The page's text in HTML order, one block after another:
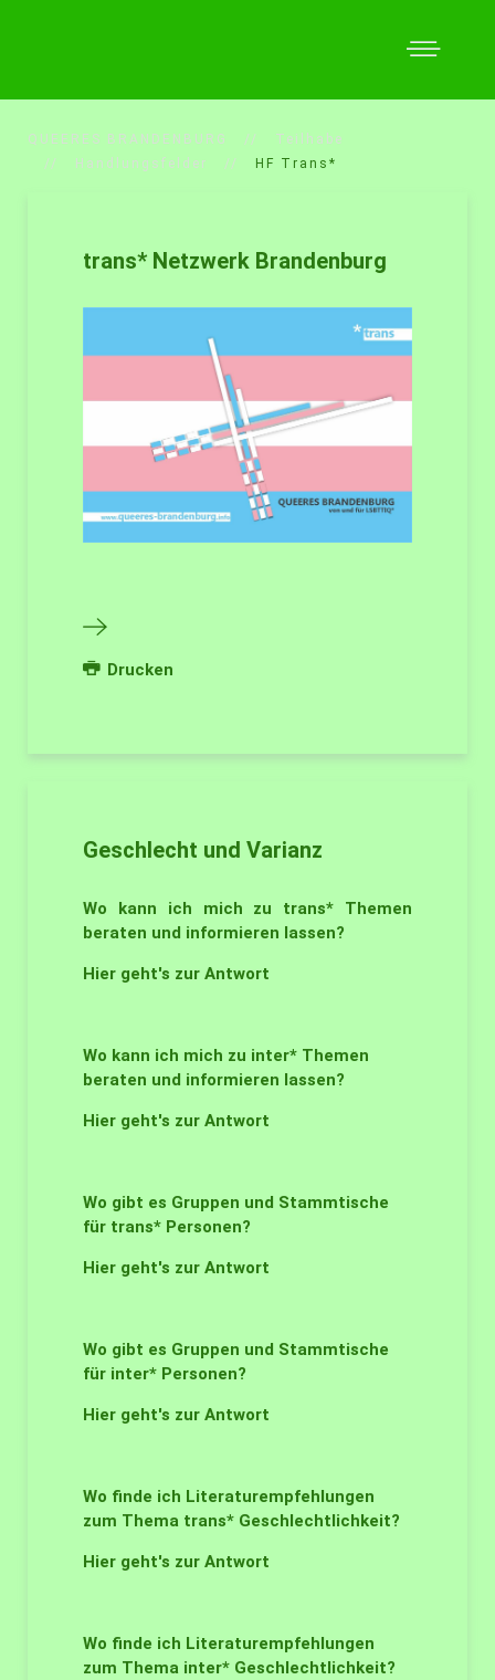
QUEERES BRANDENBURG
Teilhabe
Handlungsfelder
HF Trans*
trans* Netzwerk Brandenburg
Drucken
Geschlecht und Varianz
Wo kann ich mich zu trans* Themen
beraten und informieren lassen?
Hier geht's zur Antwort
Wo kann ich mich zu inter* Themen
beraten und informieren lassen?
Hier geht's zur Antwort
Wo gibt es Gruppen und Stammtische
für trans* Personen?
Hier geht's zur Antwort
Wo gibt es Gruppen und Stammtische
für inter* Personen?
Hier geht's zur Antwort
Wo finde ich Literaturempfehlungen
zum Thema trans* Geschlechtlichkeit?
Hier geht's zur Antwort
Wo finde ich Literaturempfehlungen
zum Thema inter* Geschlechtlichkeit?